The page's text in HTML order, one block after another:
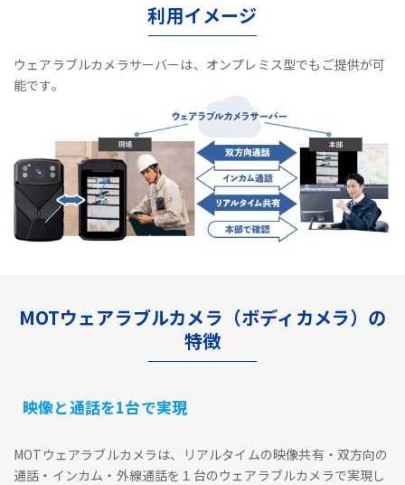
利用イメージ
ウェアラブルカメラサーバーは、オンプレミス型でもご提供が可
能です。
MOTウェアラブルカメラ（ボディカメラ）の
特徴
映像と通話を1台で実現
MOTウェアラブルカメラは、リアルタイムの映像共有・双方向の
通話・インカム・外線通話を１台のウェアラブルカメラで実現し